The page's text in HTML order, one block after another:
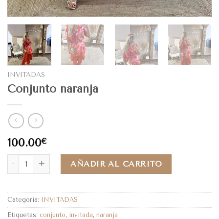
INVITADAS
Conjunto naranja
100.00€
AÑADIR AL CARRITO
Categoría: INVITADAS
Etiquetas: conjunto, invitada, naranja